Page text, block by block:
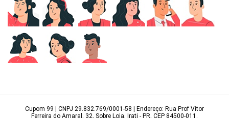
Cupom 99 | CNPJ 29.832.769/0001-58 | Endereço: Rua Prof Vitor
Ferreira do Amaral, 32, Sobre Loja, Irati - PR, CEP 84500-011.